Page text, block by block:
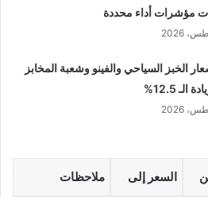
مؤشرات أداء محددة
الخبز السياحي والفينو وشعبة المخابز
12.5%
السعر إلى ملاحظات